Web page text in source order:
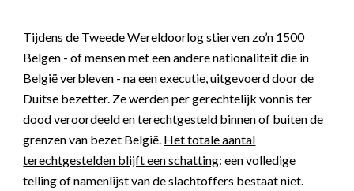
Tijdens de Tweede Wereldoorlog stierven zo’n 1500
Belgen - of mensen met een andere nationaliteit die in
België verbleven - na een executie, uitgevoerd door de
Duitse bezetter. Ze werden per gerechtelijk vonnis ter
dood veroordeeld en terechtgesteld binnen of buiten de
grenzen van bezet België. Het totale aantal
terechtgestelden blijft een schatting: een volledige
telling of namenlijst van de slachtoffers bestaat niet.